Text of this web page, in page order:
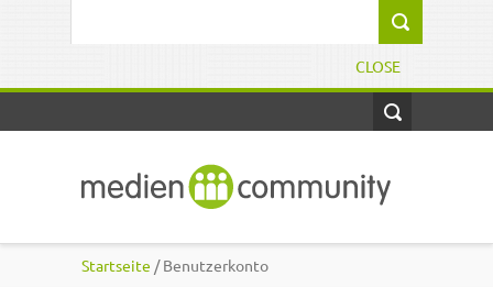
CLOSE
Startseite / Benutzerkonto